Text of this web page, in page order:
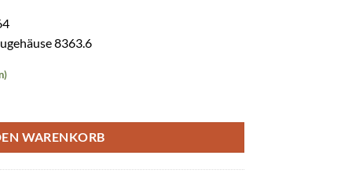
8363.6
WARENKORB